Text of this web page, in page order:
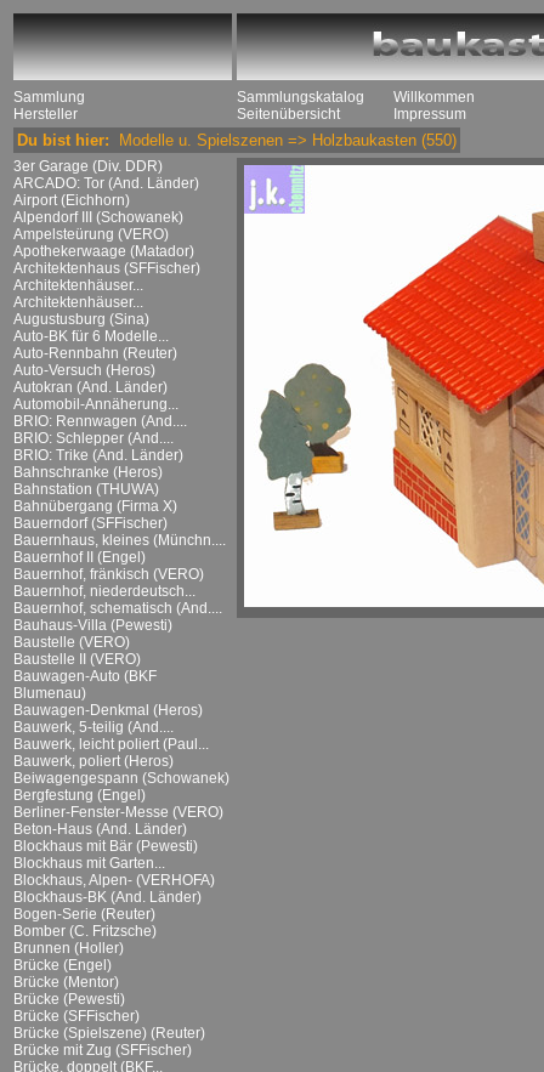
Sammlung
Hersteller
Sammlungskatalog
Seitenübersicht
Willkommen
Impressum
Du bist hier: Modelle u. Spielszenen => Holzbaukasten (550)
3er Garage (Div. DDR)
ARCADO: Tor (And. Länder)
Airport (Eichhorn)
Alpendorf III (Schowanek)
Ampelsteürung (VERO)
Apothekerwaage (Matador)
Architektenhaus (SFFischer)
Architektenhäuser...
Architektenhäuser...
Augustusburg (Sina)
Auto-BK für 6 Modelle...
Auto-Rennbahn (Reuter)
Auto-Versuch (Heros)
Autokran (And. Länder)
Automobil-Annäherung...
BRIO: Rennwagen (And....
BRIO: Schlepper (And....
BRIO: Trike (And. Länder)
Bahnschranke (Heros)
Bahnstation (THUWA)
Bahnübergang (Firma X)
Bauerndorf (SFFischer)
Bauernhaus, kleines (Münchn....
Bauernhof II (Engel)
Bauernhof, fränkisch (VERO)
Bauernhof, niederdeutsch...
Bauernhof, schematisch (And....
Bauhaus-Villa (Pewesti)
Baustelle (VERO)
Baustelle II (VERO)
Bauwagen-Auto (BKF
Blumenau)
Bauwagen-Denkmal (Heros)
Bauwerk, 5-teilig (And....
Bauwerk, leicht poliert (Paul...
Bauwerk, poliert (Heros)
Beiwagengespann (Schowanek)
Bergfestung (Engel)
Berliner-Fenster-Messe (VERO)
Beton-Haus (And. Länder)
Blockhaus mit Bär (Pewesti)
Blockhaus mit Garten...
Blockhaus, Alpen- (VERHOFA)
Blockhaus-BK (And. Länder)
Bogen-Serie (Reuter)
Bomber (C. Fritzsche)
Brunnen (Holler)
Brücke (Engel)
Brücke (Mentor)
Brücke (Pewesti)
Brücke (SFFischer)
Brücke (Spielszene) (Reuter)
Brücke mit Zug (SFFischer)
Brücke, doppelt (BKF...